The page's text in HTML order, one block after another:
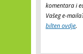
komentara i
Vašeg e-
bilten ovdje.